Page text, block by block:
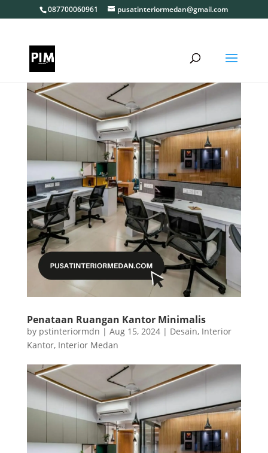
087700060961 pusatinteriormedan@gmail.com
Penataan Ruangan Kantor Minimalis
by pstinteriormdn | Aug 15, 2024| Desain, Interior
Kantor, Interior Medan